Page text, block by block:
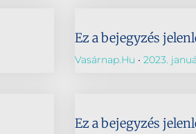
Ez a bejegyzés
Vasárnap.hu 2023.
Ez a bejegyzés